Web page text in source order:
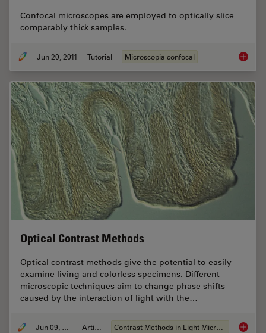
Confocal microscopes are employed to optically slice
comparably thick samples.
Jun 20, 2011 Tutorial Microscopia confocal
Optical Contrast Methods
Optical contrast methods give the potential to easily
examine living and colorless specimens. Different
microscopic techniques aim to change phase shifts
caused by the interaction of light with the…
Jun 09, 2011 Article Contrast Methods in Light Microscopy Optical